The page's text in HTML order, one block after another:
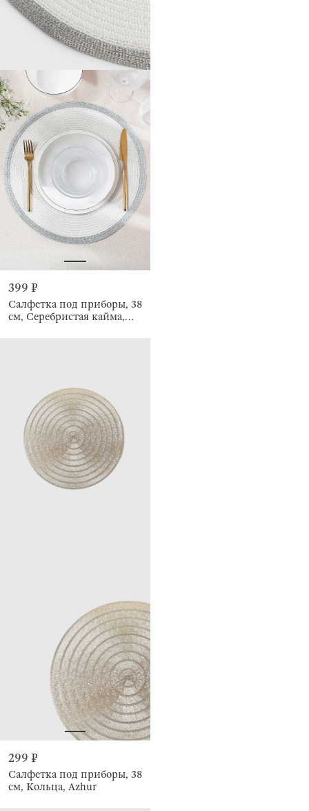
399 ₽
Салфетка под приборы, 38
см, Серебристая кайма,
299 ₽
Салфетка под приборы, 38
см, Кольца, Azhur